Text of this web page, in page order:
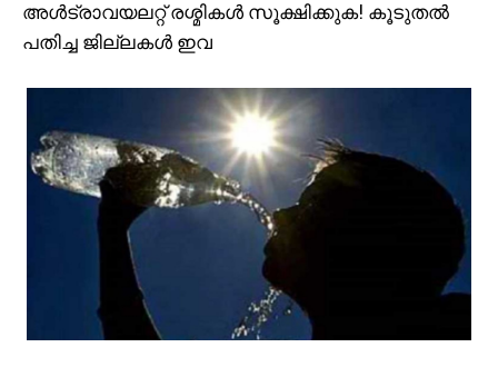
അൾട്രാവയലറ്റ് രശ്മികൾ സൂക്ഷിക്കുക! കൂടുതൽ
പതിച്ച ജില്ലകൾ ഇവ